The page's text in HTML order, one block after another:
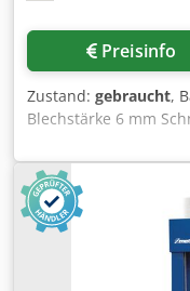
Preisinfo
Zustand: gebraucht,
Blechstärke 6 mm
Raumbedarf ca. 3,9 x
Auflagearme,
Dsdpsvxwihefx Abqekr